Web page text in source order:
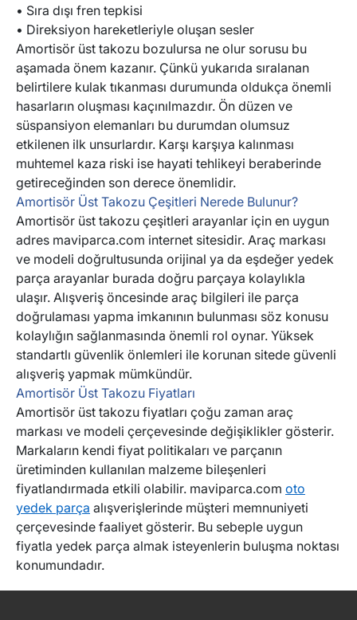
• Sıra dışı fren tepkisi
• Direksiyon hareketleriyle oluşan sesler
Amortisör üst takozu bozulursa ne olur sorusu bu
aşamada önem kazanır. Çünkü yukarıda sıralanan
belirtilere kulak tıkanması durumunda oldukça önemli
hasarların oluşması kaçınılmazdır. Ön düzen ve
süspansiyon elemanları bu durumdan olumsuz
etkilenen ilk unsurlardır. Karşı karşıya kalınması
muhtemel kaza riski ise hayati tehlikeyi beraberinde
getireceğinden son derece önemlidir.
Amortisör Üst Takozu Çeşitleri Nerede Bulunur?
Amortisör üst takozu çeşitleri arayanlar için en uygun
adres maviparca.com internet sitesidir. Araç markası
ve modeli doğrultusunda orijinal ya da eşdeğer yedek
parça arayanlar burada doğru parçaya kolaylıkla
ulaşır. Alışveriş öncesinde araç bilgileri ile parça
doğrulaması yapma imkanının bulunması söz konusu
kolaylığın sağlanmasında önemli rol oynar. Yüksek
standartlı güvenlik önlemleri ile korunan sitede güvenli
alışveriş yapmak mümkündür.
Amortisör Üst Takozu Fiyatları
Amortisör üst takozu fiyatları çoğu zaman araç
markası ve modeli çerçevesinde değişiklikler gösterir.
Markaların kendi fiyat politikaları ve parçanın
üretiminden kullanılan malzeme bileşenleri
fiyatlandırmada etkili olabilir. maviparca.com oto
yedek parça alışverişlerinde müşteri memnuniyeti
çerçevesinde faaliyet gösterir. Bu sebeple uygun
fiyatla yedek parça almak isteyenlerin buluşma noktası
konumundadır.